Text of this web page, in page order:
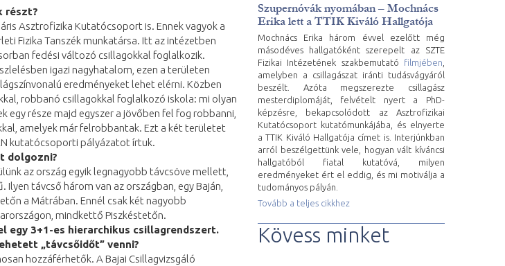
részt?
Asztrofizika Kutatócsoport is. Ennek vagyok a
Fizika Tanszék munkatársa. Itt az intézetben
fedési változó csillagokkal foglalkozik.
igazi nagyhatalom, ezen a területen
eredményeket lehet elérni. Közben
robbanó csillagokkal foglalkozó iskola: mi olyan
egy része majd egyszer a jövőben fel fog robbanni,
amelyek már felrobbantak. Ezt a két területet
kutatócsoporti pályázatot írtuk.
dolgozni?
az ország egyik legnagyobb távcsöve mellett,
távcső három van az országban, egy Baján,
a Mátrában. Ennél csak két nagyobb
mindkettő Piszkéstetőn.
egy 3+1-es hierarchikus csillagrendszert.
„távcsőidőt” venni?
hozzáférhetők. A Bajai Csillagvizsgáló
Szupernóvák nyomában – Mochnács
Erika lett a TTIK Kiváló Hallgatója
Mochnács Erika három évvel ezelőtt még
másodéves hallgatóként szerepelt az SZTE
Fizikai Intézetének szakbemutató filmjében
amelyben a csillagászat iránti tudásvágyáról
beszélt. Azóta megszerezte csillagász
mesterdiplomáját, felvételt nyert a PhD-
képzésre, bekapcsolódott az Asztrofizikai
Kutatócsoport kutatómunkájába, és elnyerte
a TTIK Kiváló Hallgatója címet is. Interjúnkban
arról beszélgettünk vele, hogyan vált kíváncsi
hallgatóból fiatal kutatóvá, milyen
eredményeket ért el eddig, és mi motiválja a
tudományos pályán.
Tovább a teljes cikkhez
Kövess minket